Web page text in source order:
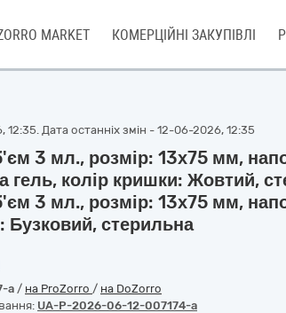
MARKET КОМЕРЦІЙНІ ЗАКУПІВЛІ
Дата останніх змін - 12-06-2026, 12:35
3 мл., розмір: 13х75 мм,
гель, колір кришки: Жовтий,
3 мл., розмір: 13х75 мм,
Бузковий, стерильна
a/ на ProZorro / на DoZorro
UA-P-2026-06-12-007174-a